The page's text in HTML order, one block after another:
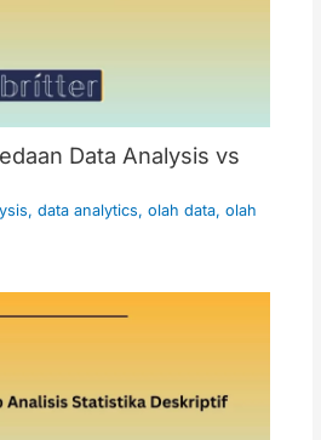
Data Analysis vs
, data analytics, olah data, olah